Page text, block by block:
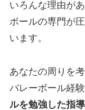
いろんな理由が
ボールの専門が
います。
あなたの周りを
バレーボール経
ルを勉強した指